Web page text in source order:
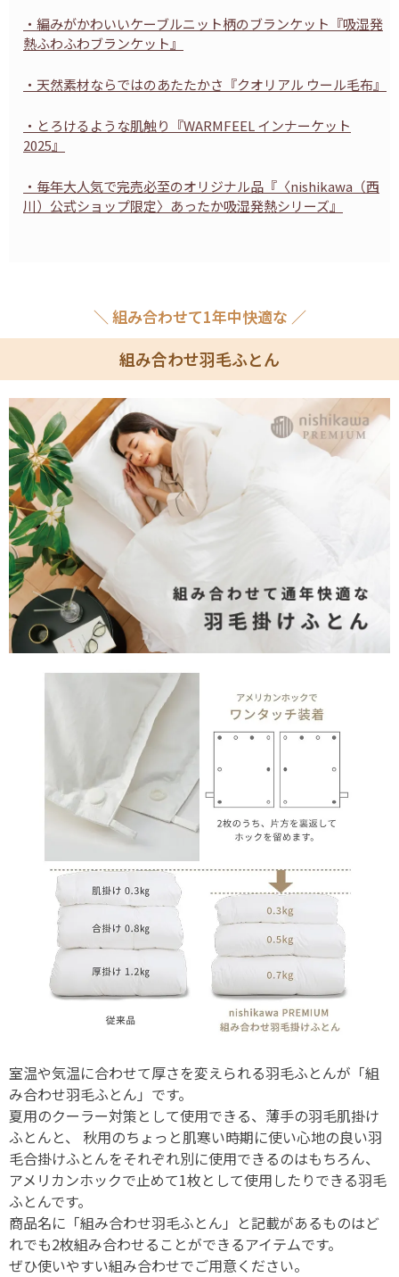
・編みがかわいいケーブルニット柄のブランケット『吸湿発
熱ふわふわブランケット』
・天然素材ならではのあたたかさ『クオリアル ウール毛布』
・とろけるような肌触り『WARMFEEL インナーケット
2025』
・毎年大人気で完売必至のオリジナル品『〈nishikawa（西
川）公式ショップ限定〉あったか吸湿発熱シリーズ』
＼ 組み合わせて1年中快適な ／
組み合わせ羽毛ふとん
室温や気温に合わせて厚さを変えられる羽毛ふとんが「組
み合わせ羽毛ふとん」です。
夏用のクーラー対策として使用できる、薄手の羽毛肌掛け
ふとんと、 秋用のちょっと肌寒い時期に使い心地の良い羽
毛合掛けふとんをそれぞれ別に使用できるのはもちろん、
アメリカンホックで止めて1枚として使用したりできる羽毛
ふとんです。
商品名に「組み合わせ羽毛ふとん」と記載があるものはど
れでも2枚組み合わせることができるアイテムです。
ぜひ使いやすい組み合わせでご用意ください。